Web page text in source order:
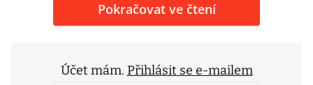
Pokračovat ve čtení
Účet mám. Přihlásit se e-mailem